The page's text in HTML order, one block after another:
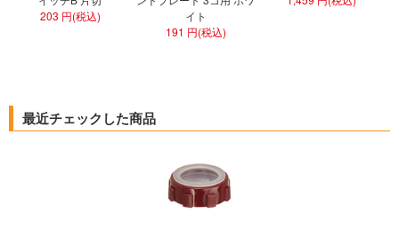
203 円(税込)
イト
191 円(税込)
最近チェックした商品